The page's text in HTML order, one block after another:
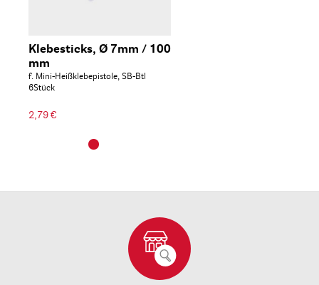
Klebesticks, Ø 7mm / 100
mm
f. Mini-Heißklebepistole, SB-Btl
6Stück
2,79 €